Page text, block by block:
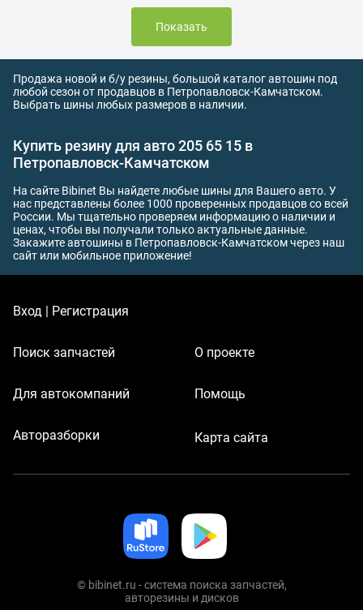
Показать
Продажа новой и б/у резины, большой каталог автошин под
любой сезон от продавцов в Петропавловск-Камчатском.
Выбрать шины любых размеров в наличии.
Купить резину для авто 205 65 15 в
Петропавловск-Камчатском
На сайте Bibinet Вы найдете любые шины для Вашего авто. У
нас представлены более 1000 проверенных продавцов со всей
России. Мы тщательно проверяем информацию о наличии и
ценах, чтобы вы получали только актуальные данные.
Закажите автошины в Петропавловск-Камчатском через наш
сайт или мобильное приложение!
Вход | Регистрация
Поиск запчастей
Для автокомпаний
Авторазборки
О проекте
Помощь
Карта сайта
© bibinet.ru - система поиска запчастей,
авторезины и дисков